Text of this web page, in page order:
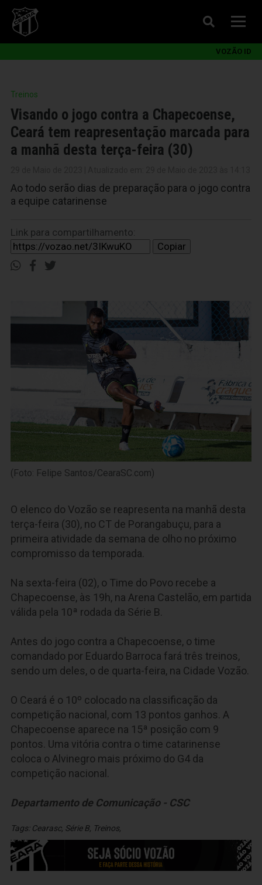
VOZÃO ID
Treinos
Visando o jogo contra a Chapecoense,
Ceará tem reapresentação marcada para
a manhã desta terça-feira (30)
Ao todo serão dias de preparação para o jogo contra
a equipe catarinense
Link para compartilhamento:
Copiar
(Foto: Felipe Santos/CearaSC.com)
O elenco do Vozão se reapresenta na manhã desta
terça-feira (30), no CT de Porangabuçu, para a
primeira atividade da semana de olho no próximo
compromisso da temporada.
Na sexta-feira (02), o Time do Povo recebe a
Chapecoense, às 19h, na Arena Castelão, em partida
válida pela 10ª rodada da Série B.
Antes do jogo contra a Chapecoense, o time
comandado por Eduardo Barroca fará três treinos,
sendo um deles, o de quarta-feira, na Cidade Vozão.
O Ceará é o 10º colocado na classificação da
competição nacional, com 13 pontos ganhos. A
Chapecoense aparece na 15ª posição com 9
pontos. Uma vitória contra o time catarinense
coloca o Alvinegro mais próximo do G4 da
competição nacional.
Departamento de Comunicação - CSC
Tags: Cearasc, Série B Treinos,